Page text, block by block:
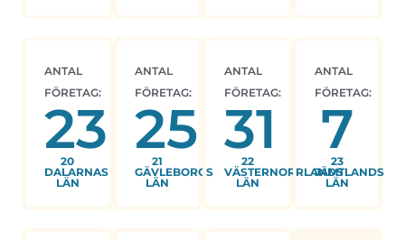
ANTAL
FÖRETAG:
23
20
DALARNAS
LÄN
ANTAL
FÖRETAG:
25
21
GÄVLEBORGS
LÄN
ANTAL
FÖRETAG:
31
22
VÄSTERNORRLANDS
LÄN
ANTAL
FÖRETAG:
7
23
JÄMTLANDS
LÄN